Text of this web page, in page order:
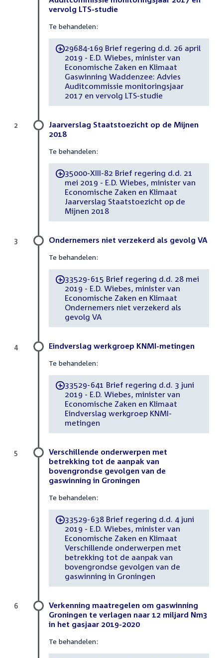
vervolg LTS-studie
Te behandelen:
-29684-169 Brief regering d.d. 26 april
2019 - E.D. Wiebes, minister van
Economische Zaken en Klimaat
Gaswinning Waddenzee: Advies
Auditcommissie monitoringsjaar
2017 en vervolg LTS-studie
Jaarverslag Staatstoezicht op de Mijnen
2018
Te behandelen:
-35000-XIII-82 Brief regering d.d. 21
mei 2019 - E.D. Wiebes, minister van
Economische Zaken en Klimaat
Jaarverslag Staatstoezicht op de
Mijnen 2018
2
Ondernemers niet verzekerd als gevolg VA
Te behandelen:
-33529-615 Brief regering d.d. 28 mei
2019 - E.D. Wiebes, minister van
Economische Zaken en Klimaat
Ondernemers niet verzekerd als
gevolg VA
3
Eindverslag werkgroep KNMI-metingen
Te behandelen:
-33529-641 Brief regering d.d. 3 juni
2019 - E.D. Wiebes, minister van
Economische Zaken en Klimaat
Eindverslag werkgroep KNMI-
metingen
4
Verschillende onderwerpen met
betrekking tot de aanpak van
bovengrondse gevolgen van de
gaswinning in Groningen
Te behandelen:
-33529-638 Brief regering d.d. 4 juni
2019 - E.D. Wiebes, minister van
Economische Zaken en Klimaat
Verschillende onderwerpen met
betrekking tot de aanpak van
bovengrondse gevolgen van de
gaswinning in Groningen
5
Verkenning maatregelen om gaswinning
Groningen te verlagen naar 12 miljard Nm3
in het gasjaar 2019-2020
Te behandelen:
6